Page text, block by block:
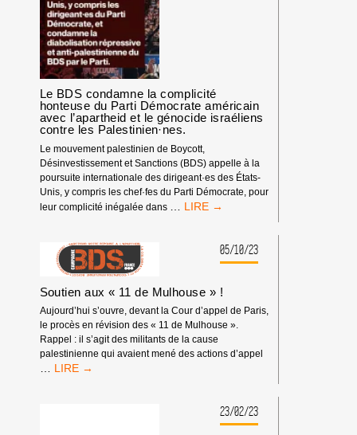
Le BDS condamne la complicité
honteuse du Parti Démocrate américain
avec l’apartheid et le génocide israéliens
contre les Palestinien·nes.
Le mouvement palestinien de Boycott,
Désinvestissement et Sanctions (BDS) appelle à la
poursuite internationale des dirigeant·es des États-
Unis, y compris les chef·fes du Parti Démocrate, pour
leur complicité inégalée dans
LE
COMPLICITÉ
DU
PARTI
DÉMOCRATE
AMÉRICAIN
AVEC
GÉNOCIDE
ISRAÉLIENS
05/10/23
Soutien aux « 11 de Mulhouse » !
Aujourd’hui s’ouvre, devant la Cour d’appel de Paris,
le procès en révision des « 11 de Mulhouse ».
Rappel : il s’agit des militants de la cause
palestinienne qui avaient mené des actions d’appel
SOUTIEN
23/02/23